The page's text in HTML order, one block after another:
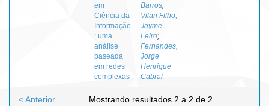
em
Ciência da
Informação
: uma
análise
baseada
em redes
complexas
Barros;
Vilan Filho,
Jayme
Leiro;
Fernandes,
Jorge
Henrique
Cabral
Mostrando resultados 2 a 2 de 2
< Anterior